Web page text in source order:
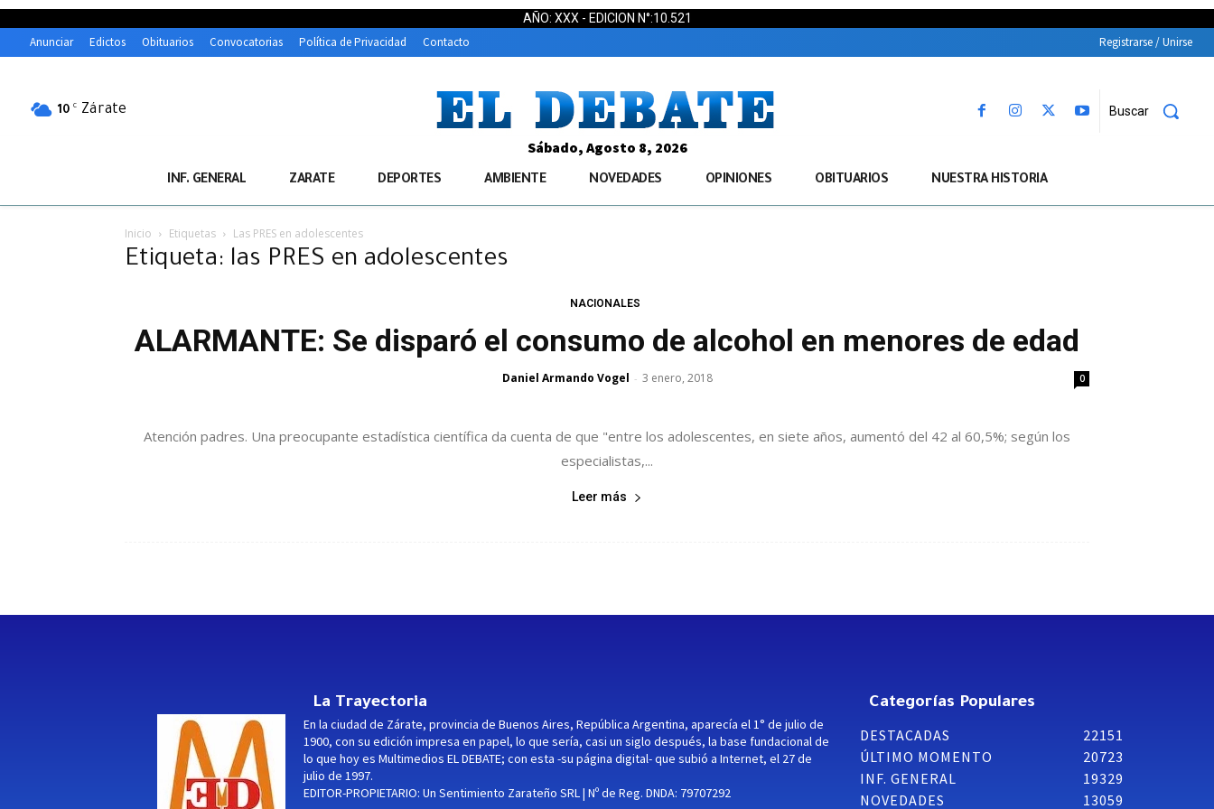
AÑO: XXX - EDICION N°:10.521
Anunciar Edictos Obituarios Convocatorias Política de Privacidad Contacto Registrarse / Unirse
10 C Zárate Buscar
Sábado, Agosto 8, 2026
INF. GENERAL ZARATE DEPORTES AMBIENTE NOVEDADES OPINIONES OBITUARIOS NUESTRA HISTORIA
Inicio Etiquetas Las PRES en adolescentes
Etiqueta: las PRES en adolescentes
NACIONALES
ALARMANTE: Se disparó el consumo de alcohol en menores de edad
Daniel Armando Vogel - 3 enero, 2018 0
Atención padres. Una preocupante estadística científica da cuenta de que "entre los adolescentes, en siete años, aumentó del 42 al 60,5%; según los
especialistas,...
Leer más
La Trayectoria
En la ciudad de Zárate, provincia de Buenos Aires, República Argentina, aparecía el 1° de julio de
1900, con su edición impresa en papel, lo que sería, casi un siglo después, la base fundacional de
lo que hoy es Multimedios EL DEBATE; con esta -su página digital- que subió a Internet, el 27 de
julio de 1997.
EDITOR-PROPIETARIO: Un Sentimiento Zarateño SRL | Nº de Reg. DNDA: 79707292
Categorías Populares
DESTACADAS
22151
ÚLTIMO MOMENTO
20723
INF. GENERAL
19329
NOVEDADES
13059